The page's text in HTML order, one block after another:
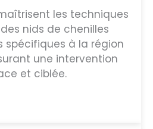
les techniques
nids de chenilles
spécifiques à la région
une intervention
et ciblée.